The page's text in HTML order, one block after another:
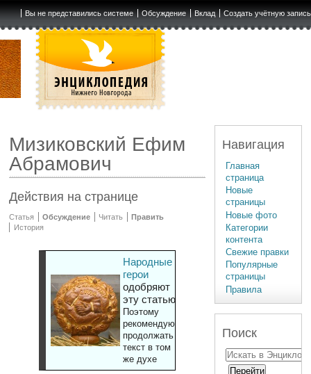
Вы не представились системе Обсуждение Вклад Создать учётную запись
Мизиковский Ефим
Абрамович
Действия на странице
Статья Обсуждение Читать
Править
История
Народные
герои
одобряют
эту статью
Поэтому
рекомендуют
продолжать
текст в том
же духе
Навигация
Главная
страница
Новые
страницы
Новые фото
Категории
контента
Свежие правки
Популярные
страницы
Правила
Поиск